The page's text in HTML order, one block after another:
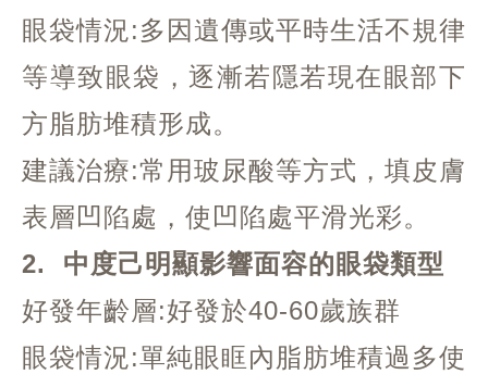
眼袋情況:多因遺傳或平時生活不規律
等導致眼袋，逐漸若隱若現在眼部下
方脂肪堆積形成。
建議治療:常用玻尿酸等方式，填皮膚
表層凹陷處，使凹陷處平滑光彩。
2. 中度己明顯影響面容的眼袋類型
好發年齡層:好發於40-60歲族群
眼袋情況:單純眼眶內脂肪堆積過多使